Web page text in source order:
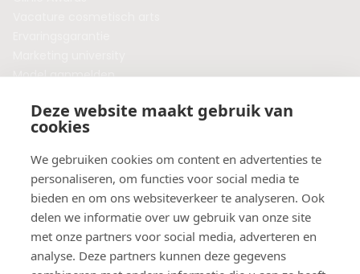
Deze website maakt gebruik van
cookies
We gebruiken cookies om content en advertenties te
personaliseren, om functies voor social media te
bieden en om ons websiteverkeer te analyseren. Ook
delen we informatie over uw gebruik van onze site
met onze partners voor social media, adverteren en
analyse. Deze partners kunnen deze gegevens
Model aanmelden
Algemene voorwaarden
Privacybeleid
Veelgestelde vragen
Botox behandeling in jouw regio?
Vergelijk klinieken per provincie
Botox Amsterdam
Botox Rotterdam
Botox Utrecht